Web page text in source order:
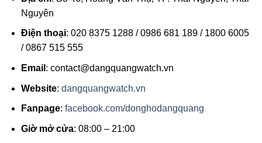
Nguyên
Điện thoại: 020 8375 1288 / 0986 681 189 / 1800 6005
/ 0867 515 555
Email : contact@dangquangwatch.vn
Website: dangquangwatch.vn
Fanpage: facebook.com/donghodangquang
Giờ mở cửa: 08:00 – 21:00